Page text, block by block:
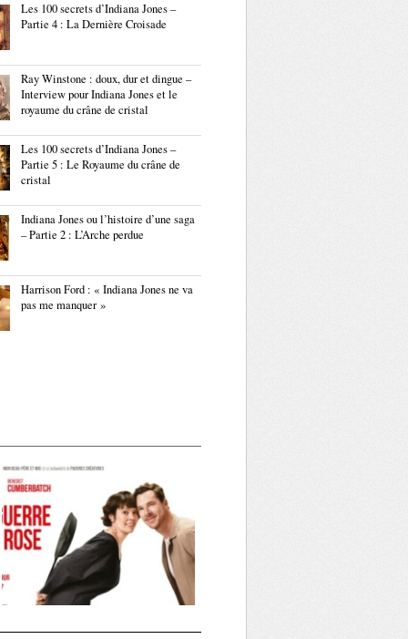
Les 100 secrets d’Indiana Jones –
Partie 4 : La Dernière Croisade
Ray Winstone : doux, dur et dingue –
Interview pour Indiana Jones et le
royaume du crâne de cristal
Les 100 secrets d’Indiana Jones –
Partie 5 : Le Royaume du crâne de
cristal
Indiana Jones ou l’histoire d’une saga
– Partie 2 : L’Arche perdue
Harrison Ford : « Indiana Jones ne va
pas me manquer »